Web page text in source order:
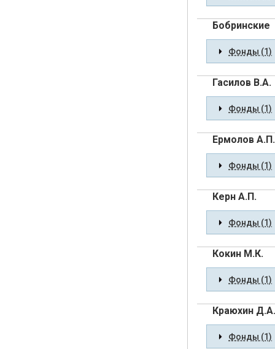
Бобринские
Фонды (1)
Гасилов В.А.
Фонды (1)
Ермолов А.П.
Фонды (1)
Керн А.П.
Фонды (1)
Кокин М.К.
Фонды (1)
Краюхин Д.А.
Фонды (1)